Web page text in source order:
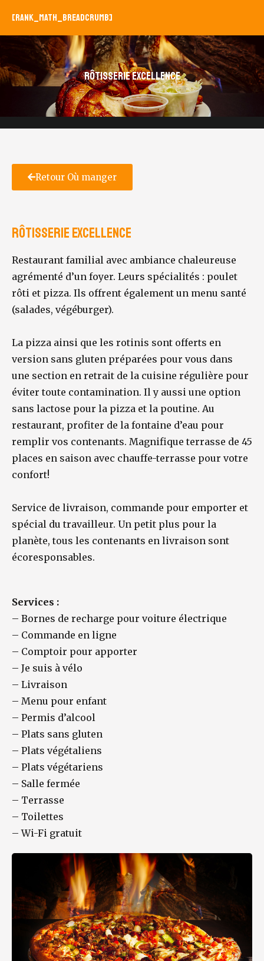
[rank_math_breadcrumb]
Rôtisserie Excellence
Retour Où manger
Rôtisserie Excellence
Restaurant familial avec ambiance chaleureuse
agrémenté d’un foyer. Leurs spécialités : poulet
rôti et pizza. Ils offrent également un menu santé
(salades, végéburger).
La pizza ainsi que les rotinis sont offerts en
version sans gluten préparées pour vous dans
une section en retrait de la cuisine régulière pour
éviter toute contamination. Il y aussi une option
sans lactose pour la pizza et la poutine. Au
restaurant, profiter de la fontaine d’eau pour
remplir vos contenants. Magnifique terrasse de 45
places en saison avec chauffe-terrasse pour votre
confort!
Service de livraison, commande pour emporter et
spécial du travailleur. Un petit plus pour la
planète, tous les contenants en livraison sont
écoresponsables.
Services :
– Bornes de recharge pour voiture électrique
– Commande en ligne
– Comptoir pour apporter
– Je suis à vélo
– Livraison
– Menu pour enfant
– Permis d’alcool
– Plats sans gluten
– Plats végétaliens
– Plats végétariens
– Salle fermée
– Terrasse
– Toilettes
–Wi-Fi gratuit